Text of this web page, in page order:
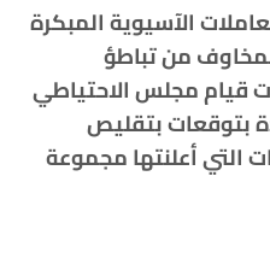
الآسيوية المبكرة
من تباطؤ
قيام مجلس الاحتياطي
بتوقعات بتقليص
التي أعلنتها مجموعة